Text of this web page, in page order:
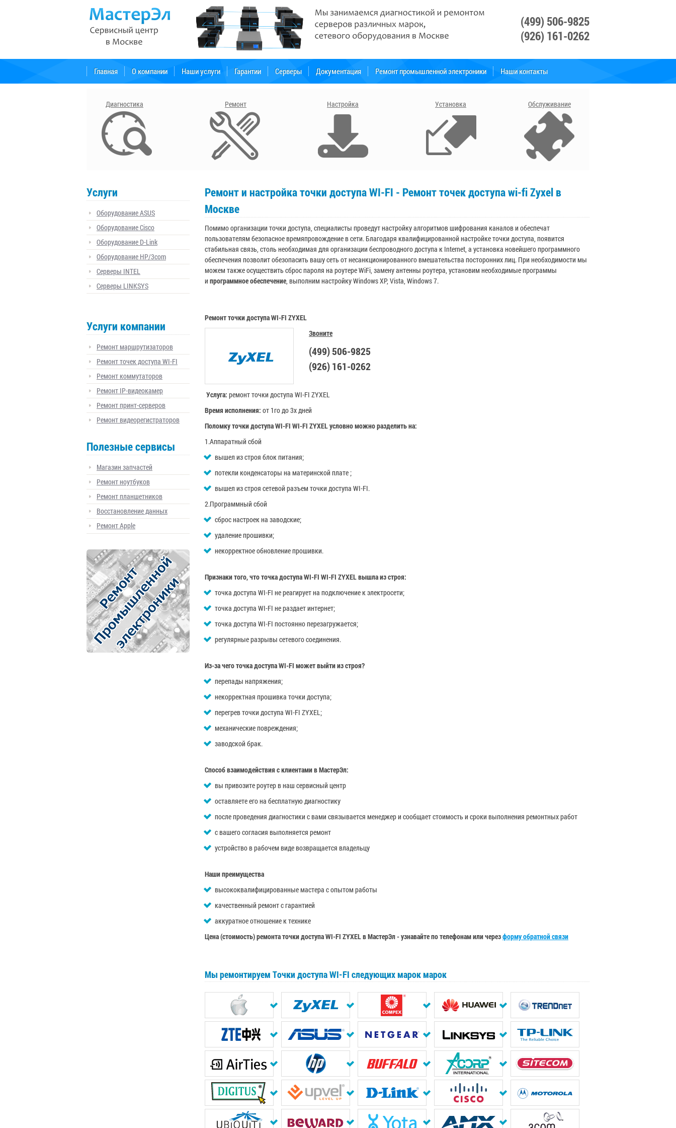
(499) 506-9825
(926) 161-0262
Главная О компании Наши услуги Гарантии Серверы Документация Ремонт промышленной электроники Наши контакты
Диагностика Ремонт Настройка Установка Обслуживание
Ремонт и настройка точки доступа WI-FI - Ремонт точек доступа wi-fi Zyxel в
Москве
Помимо организации точки доступа, специалисты проведут настройку алгоритмов шифрования каналов и обеспечат
пользователям безопасное времяпровождение в сети. Благодаря квалифицированной настройке точки доступа, появится
стабильная связь, столь необходимая для организации беспроводного доступа к Internet, а установка новейшего программного
обеспечения позволит обезопасить вашу сеть от несанкционированного вмешательства посторонних лиц. При необходимости мы
можем также осуществить сброс пароля на роутере WiFi, замену антенны роутера, установим необходимые программы
и программное обеспечение, выполним настройку Windows XP, Vista, Windows 7.
Ремонт точки доступа WI-FI ZYXEL
Звоните
(499) 506-9825
(926) 161-0262
Услуга: ремонт точки доступа WI-FI ZYXEL
Время исполнения: от 1го до 3х дней
Поломку точки доступа WI-FI WI-FI ZYXELусловно можно разделить на:
1.Аппаратный сбой
вышел из строя блок питания;
потекли конденсаторы на материнской плате ;
вышел из строя сетевой разъем точки доступа WI-FI.
2.Программный сбой
сброс настроек на заводские;
удаление прошивки;
некорректное обновление прошивки.
Признаки того, что точка доступа WI-FI WI-FI ZYXELвышла из строя:
точка доступа WI-FI не реагирует на подключение к электросети;
точка доступа WI-FI не раздает интернет;
точка доступа WI-FI постоянно перезагружается;
регулярные разрывы сетевого соединения.
Из-за чего точка доступа WI-FI может выйти из строя?
перепады напряжения;
некорректная прошивка точки доступа;
перегрев точки доступа WI-FI ZYXEL;
механические повреждения;
заводской брак.
Способ взаимодействия с клиентами в МастерЭл:
вы привозите роутер в наш сервисный центр
оставляете его на бесплатную диагностику
после проведения диагностики с вами связывается менеджер и сообщает стоимость и сроки выполнения ремонтных работ
с вашего согласия выполняется ремонт
устройство в рабочем виде возвращается владельцу
Наши преимущества
высококвалифицированные мастера с опытом работы
качественный ремонт с гарантией
аккуратное отношение к технике
Цена (стоимость) ремонта точки доступаWI-FI ZYXELв МастерЭл - узнавайте по телефонам или черезформу обратной связи
Мы ремонтируем Точки доступа WI-FI следующих марок марок
Услуги
Оборудование ASUS
Оборудование Cisco
Оборудование D-Link
Оборудование HP/3com
Серверы INTEL
Серверы LINKSYS
Услуги компании
Ремонт маршрутизаторов
Ремонт точек доступа WI-FI
Ремонт коммутаторов
Ремонт IP-видеокамер
Ремонт принт-серверов
Ремонт видеорегистраторов
Полезные сервисы
Магазин запчастей
Ремонт ноутбуков
Ремонт планшетников
Восстановление данных
Ремонт Apple